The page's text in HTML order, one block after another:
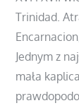
Trinidad.
Jednym z
mała